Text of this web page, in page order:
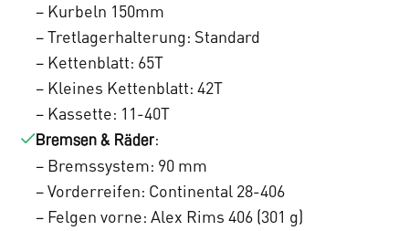
– Kurbeln 150mm
– Tretlagerhalterung: Standard
– Kettenblatt: 65T
– Kleines Kettenblatt: 42T
– Kassette: 11-40T
Bremsen & Räder:
– Bremssystem: 90 mm
– Vorderreifen: Continental 28-406
– Felgen vorne: Alex Rims 406 (301 g)